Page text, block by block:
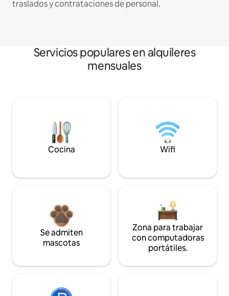
traslados y contrataciones de personal.
Servicios populares en alquileres
mensuales
Cocina Wifi
Se admiten
mascotas
Zona para trabajar
con computadoras
portátiles.